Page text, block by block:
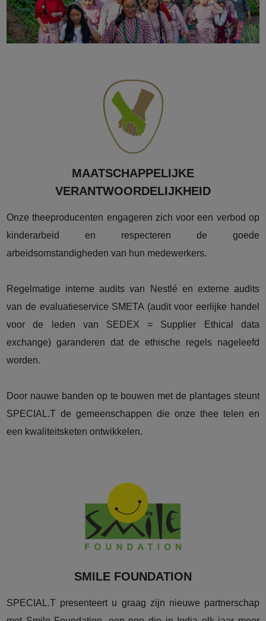
MAATSCHAPPELIJKE
VERANTWOORDELIJKHEID
Onze theeproducenten engageren zich voor een verbod op
kinderarbeid en respecteren de goede
arbeidsomstandigheden van hun medewerkers.
Regelmatige interne audits van Nestlé en externe audits
van de evaluatieservice SMETA (audit voor eerlijke handel
voor de leden van SEDEX = Supplier Ethical data
exchange) garanderen dat de ethische regels nageleefd
worden.
Door nauwe banden op te bouwen met de plantages steunt
SPECIAL.T de gemeenschappen die onze thee telen en
een kwaliteitsketen ontwikkelen.
SMILE FOUNDATION
SPECIAL.T presenteert u graag zijn nieuwe partnerschap